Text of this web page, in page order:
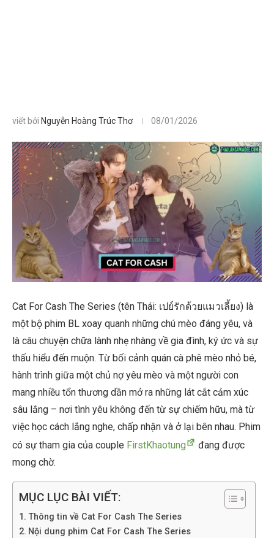
viết bởi Nguyễn Hoàng Trúc Thơ 08/01/2026
Cat For Cash The Series (tên Thái: เปย์รักด้วยแมวเลี้ยง) là
một bộ phim BL xoay quanh những chú mèo đáng yêu, và
là câu chuyện chữa lành nhẹ nhàng về gia đình, ký ức và sự
thấu hiểu đến muộn. Từ bối cảnh quán cà phê mèo nhỏ bé,
hành trình giữa một chủ nợ yêu mèo và một người con
mang nhiều tổn thương dần mở ra những lát cắt cảm xúc
sâu lắng – nơi tình yêu không đến từ sự chiếm hữu, mà từ
việc học cách lắng nghe, chấp nhận và ở lại bên nhau. Phim
có sự tham gia của couple FirstKhaotung
đang được
mong chờ.
MỤC LỤC BÀI VIẾT:
Thông tin về Cat For Cash The Series
Nội dung phim Cat For Cash The Series